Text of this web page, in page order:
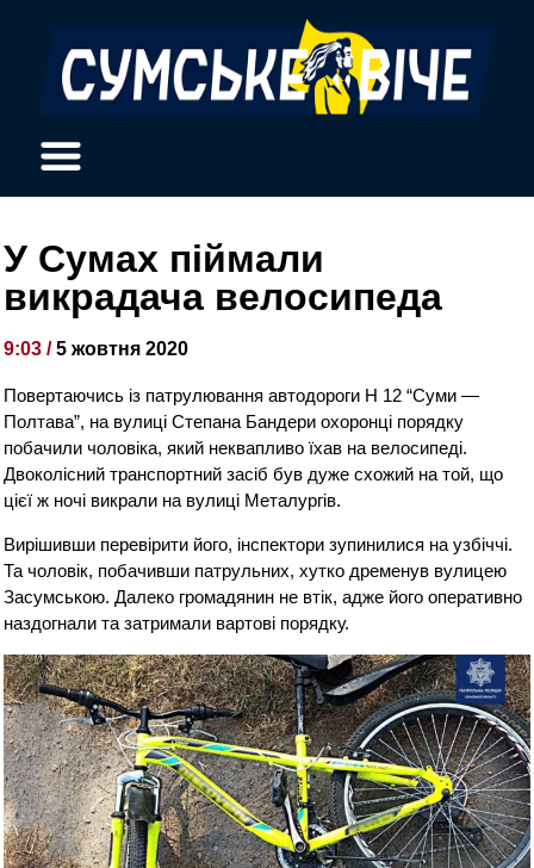
У Сумах піймали
викрадача велосипеда
9:03 /5 жовтня 2020
Повертаючись із патрулювання автодороги Н 12 “Суми —
Полтава”, на вулиці Степана Бандери охоронці порядку
побачили чоловіка, який неквапливо їхав на велосипеді.
Двоколісний транспортний засіб був дуже схожий на той, що
цієї ж ночі викрали на вулиці Металургів.
Вирішивши перевірити його, інспектори зупинилися на узбіччі.
Та чоловік, побачивши патрульних, хутко дременув вулицею
Засумською. Далеко громадянин не втік, адже його оперативно
наздогнали та затримали вартові порядку.